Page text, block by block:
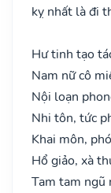
kỵ nhất là đi
Hư tinh tạo
Nam nữ cô
Nội loạn
Nhi tôn, tức
Khai môn,
Hổ giảo, xà
Tam tam ngũ